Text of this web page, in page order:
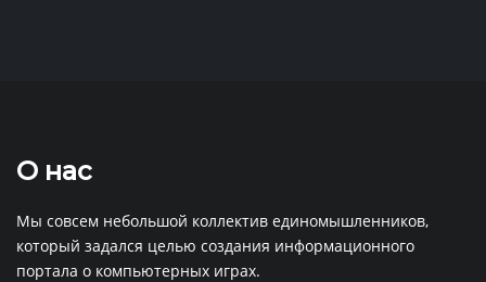
О нас
Мы совсем небольшой коллектив единомышленников,
который задался целью создания информационного
портала о компьютерных играх.